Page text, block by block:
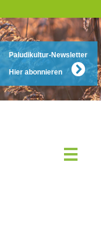
Paludikultur-Newsletter
Hier abonnieren